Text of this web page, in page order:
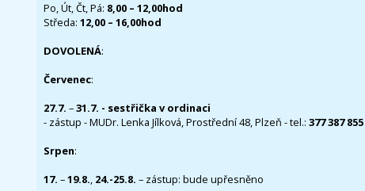
Po, Út, Čt, Pá: 8,00 – 12,00hod
Středa: 12,00 – 16,00hod
DOVOLENÁ:
Červenec:
27.7. –31.7. - sestřička v ordinaci
- zástup - MUDr. Lenka Jílková, Prostřední 48, Plzeň - tel.: 377 387 855
Srpen:
17. –19.8., 24.-25.8. – zástup: bude upřesněno